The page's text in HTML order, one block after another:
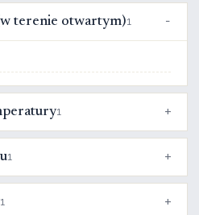
terenie otwartym)1
1
1
1